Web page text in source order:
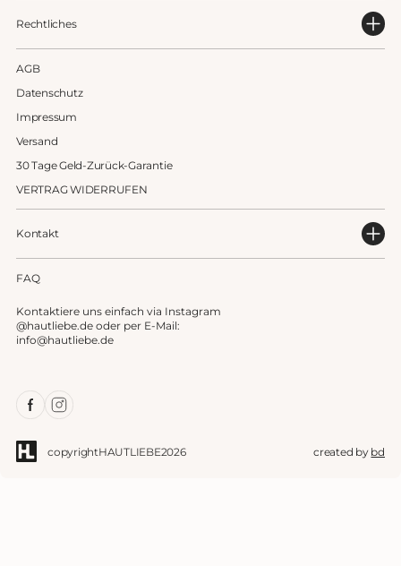
Rechtliches
AGB
Datenschutz
Impressum
Versand
30 Tage Geld-Zurück-Garantie
VERTRAG WIDERRUFEN
Kontakt
FAQ
Kontaktiere uns einfach via Instagram
@hautliebe.de oder per E-Mail:
info@hautliebe.de
Facebook
Instagram
copyrightHAUTLIEBE2026 created by bd